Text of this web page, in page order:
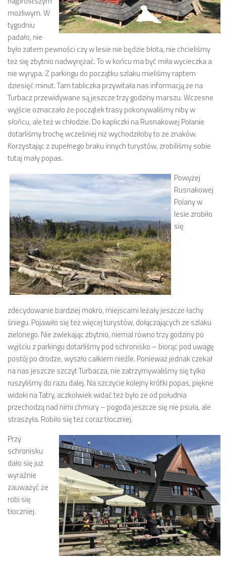
możliwym. W
tygodniu
padało, nie
było zatem pewności czy w lesie nie będzie błota, nie chcieliśmy
też się zbytnio nadwyrężać. To w końcu ma być miła wycieczka a
nie wyrypa. Z parkingu do początku szlaku mieliśmy raptem
dziesięć minut. Tam tabliczka przywitała nas informacją że na
Turbacz przewidywane są jeszcze trzy godziny marszu. Wczesne
wyjście oznaczało że początek trasy pokonywaliśmy niby w
słońcu, ale też w chłodzie. Do kapliczki na Rusnakowej Polanie
dotarliśmy trochę wcześniej niż wychodziłoby to ze znaków.
Korzystając z zupełnego braku innych turystów, zrobiliśmy sobie
tutaj mały popas.
Powyżej
Rusnakowej
Polany w
lesie zrobiło
się
zdecydowanie bardziej mokro, miejscami leżały jeszcze łachy
śniegu. Pojawiło się też więcej turystów, dołączających ze szlaku
zielonego. Nie zwlekając zbytnio, niemal równo trzy godziny po
wyjściu z parkingu dotarliśmy pod schronisko – biorąc pod uwagę
postój po drodze, wyszło całkiem nieźle. Ponieważ jednak czekał
na nas jeszcze szczyt Turbacza, nie zatrzymywaliśmy się tylko
ruszyliśmy do razu dalej. Na szczycie kolejny krótki popas, piękne
widoki na Tatry, aczkolwiek widać też było że od południa
przechodzą nad nimi chmury – pogoda jeszcze się nie psuła, ale
straszyła. Robiło się też coraz tłoczniej.
Przy
schronisku
dało się już
wyraźnie
zauważyć że
robi się
tłoczniej.